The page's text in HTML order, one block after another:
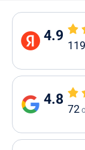
4.9
119
4.8
72